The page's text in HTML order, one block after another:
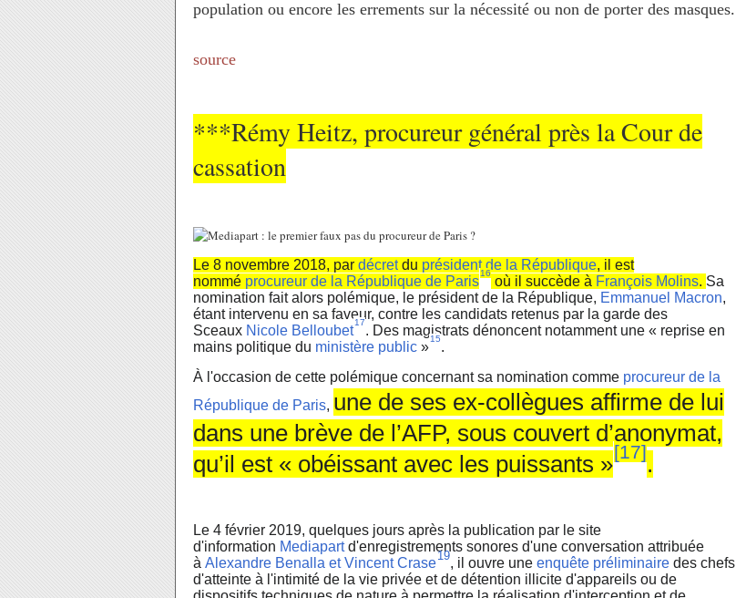
population ou encore les errements sur la nécessité ou non de porter des masques.
source
***Rémy Heitz, procureur général près la Cour de
cassation
Le 8 novembre 2018, par décret du président de la République, il est
nommé procureur de la République de Paris
16
où il succède à François Molins. Sa
nomination fait alors polémique, le président de la République, Emmanuel Macron,
étant intervenu en sa faveur, contre les candidats retenus par la garde des
Sceaux Nicole Belloubet
17
. Des magistrats dénoncent notamment une « reprise en
mains politique du ministère public »
15
.
À l'occasion de cette polémique concernant sa nomination comme procureur de la
République de Paris, une de ses ex-collègues affirme de lui
dans une brève de l’AFP, sous couvert d’anonymat,
qu’il est « obéissant avec les puissants »[17].
Le 4 février 2019, quelques jours après la publication par le site
d'information Mediapart d'enregistrements sonores d'une conversation attribuée
à Alexandre Benalla et Vincent Crase19, il ouvre une enquête préliminaire des chefs
d'atteinte à l'intimité de la vie privée et de détention illicite d'appareils ou de